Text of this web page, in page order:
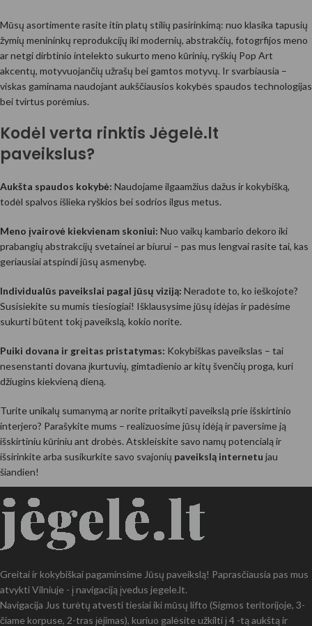
Mūsų asortimente rasite itin platų stilių pasirinkimą: nuo klasika tapusių
žymių menininkų reprodukcijų iki modernių, abstrakčių, fotogrfijos meno
ar netgi dirbtinio intelekto sukurto meno kūrinių, ryškių Pop Art
akcentų, motyvuojančių užrašų bei gamtos motyvų. Ir svarbiausia –
viskas gaminama naudojant aukščiausios kokybės spaudos technologijas
bei tvirtus porėmius.
Kodėl verta rinktis Jėgelė.lt
paveikslus?
Aukšta spaudos kokybė: Naudojame ilgaamžius dažus ir kokybišką,
todėl spalvos išlieka ryškios bei sodrios ilgus metus.
Meno įvairovė kiekvienam skoniui: Nuo vaikų kambario dekoro iki
prabangių abstrakcijų svetainei ar biurui – pas mus lengvai rasite tai, kas
geriausiai atspindi jūsų asmenybę.
Individualūs paveikslai pagal jūsų viziją: Neradote to, ko ieškojote?
Susisiekite su mumis tiesiogiai! Išklausysime jūsų idėjas ir padėsime
sukurti būtent tokį paveikslą, kokio norite.
Puiki dovana ir greitas pristatymas: Kokybiškas paveikslas – tai
nesenstanti dovana įkurtuvių, gimtadienio ar kitų švenčių proga, kuri
džiugins kiekvieną dieną.
Turite unikalų sumanymą ar norite pritaikyti paveikslą prie išskirtinio
interjero? Parašykite mums – realizuosime jūsų idėją ir paversime ją
išskirtiniu kūriniu ant drobės. Atskleiskite savo namų potencialą ir
išsirinkite arba susikurkite savo svajonių paveikslą internetu jau
šiandien!
Greitai ir kokybiškai pagaminsime Jūsų paveikslą! Paprasčiausia pas mus
atvykti Vilniuje - į navigaciją įvedus jegele.lt.
Navigacija Jus turėtų atvesti tiesiai iki mūsų lifto (Sigmos teritorijoje, 3-
čiame korpuse, 2-tras įėjimas), kuriuo galėsite užkilti į 4 -tą aukštą ir